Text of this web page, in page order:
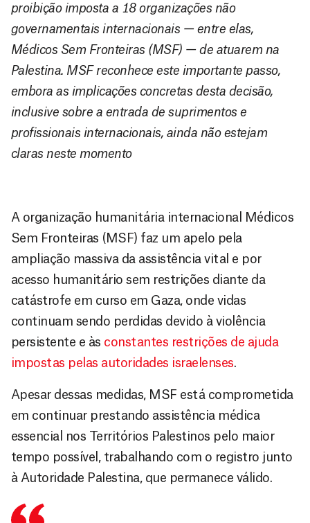
proibição imposta a 18 organizações não
governamentais internacionais — entre elas,
Médicos Sem Fronteiras (MSF) — de atuarem na
Palestina. MSF reconhece este importante passo,
embora as implicações concretas desta decisão,
inclusive sobre a entrada de suprimentos e
profissionais internacionais, ainda não estejam
claras neste momento
A organização humanitária internacional Médicos
Sem Fronteiras (MSF) faz um apelo pela
ampliação massiva da assistência vital e por
acesso humanitário sem restrições diante da
catástrofe em curso em Gaza, onde vidas
continuam sendo perdidas devido à violência
persistente e às constantes restrições de ajuda
impostas pelas autoridades israelenses.
Apesar dessas medidas, MSF está comprometida
em continuar prestando assistência médica
essencial nos Territórios Palestinos pelo maior
tempo possível, trabalhando com o registro junto
à Autoridade Palestina, que permanece válido.